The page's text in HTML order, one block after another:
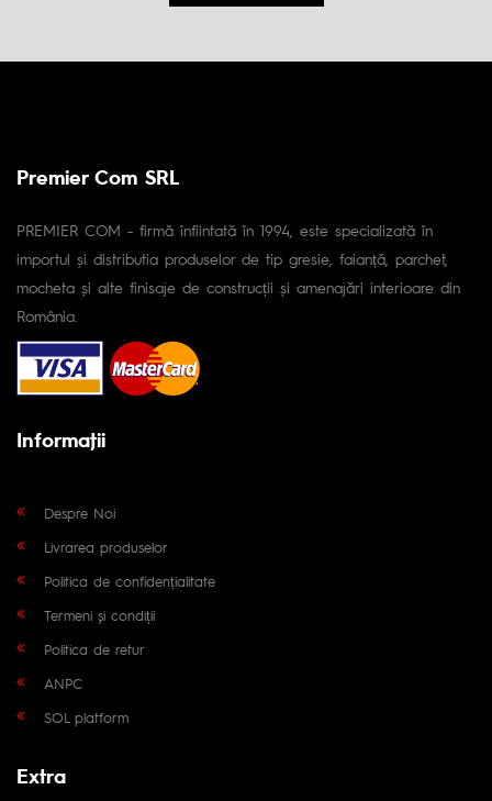
Premier Com SRL
PREMIER COM - firmă înfiintată în 1994, este specializată în
importul și distributia produselor de tip gresie, faianță, parchet,
mocheta și alte finisaje de construcții și amenajări interioare din
România.
Informaţii
Despre Noi
Livrarea produselor
Politica de confidențialitate
Termeni și condiții
Politica de retur
ANPC
SOL platform
Extra